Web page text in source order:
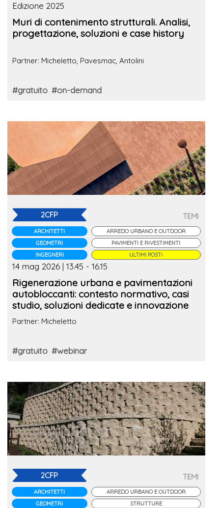
Edizione 2025
Muri di contenimento strutturali. Analisi,
progettazione, soluzioni e case history
Partner: Micheletto, Pavesmac, Antolini
#gratuito #on-demand
2CFP
ARCHITETTI
GEOMETRI
INGEGNERI
TEMI
ARREDO URBANO E OUTDOOR
PAVIMENTI E RIVESTIMENTI
ULTIMI POSTI
14 mag 2026 | 13.45 - 16.15
Rigenerazione urbana e pavimentazioni
autobloccanti: contesto normativo, casi
studio, soluzioni dedicate e innovazione
Partner: Micheletto
#gratuito #webinar
2CFP
ARCHITETTI
GEOMETRI
TEMI
ARREDO URBANO E OUTDOOR
STRUTTURE